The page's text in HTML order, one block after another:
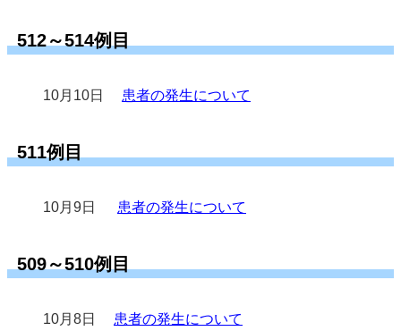
512～514例目
10月10日 患者の発生について
511例目
10月9日 患者の発生について
509～510例目
10月8日 患者の発生について